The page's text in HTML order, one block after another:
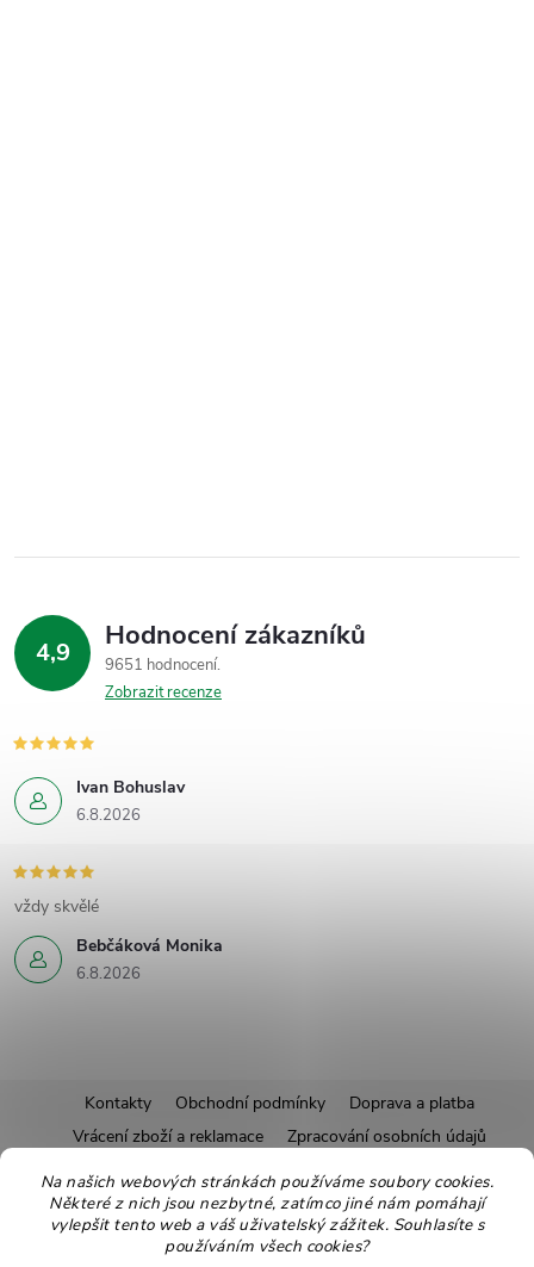
Na našich webových stránkách používáme soubory cookies.
Některé z nich jsou nezbytné, zatímco jiné nám pomáhají
vylepšit tento web a váš uživatelský zážitek. Souhlasíte s
používáním všech cookies?
4,9 Hodnocení zákazníků
9651 hodnocení
Zobrazit recenze
Ivan Bohuslav
6.8.2026
Bebčáková Monika
6.8.2026
vždy skvělé
á
Kontakty Obchodní podmínky
Doprava a platba
Vrácení zboží a reklamace
Zpracování osobních údajů
Pravidla soutěží
Affiliate program
Recepty
Pro nové dodavatele
Ekologické balení Moje objednávka